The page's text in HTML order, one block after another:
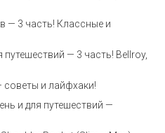
— 3 часть! Классные и
— 3 часть! Bellroy,
советы и лайфхаки!
и для путешествий —